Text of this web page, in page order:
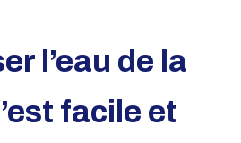
l’eau de la
facile et